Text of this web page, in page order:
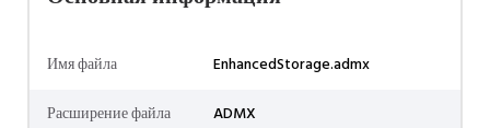
Имя файла
EnhancedStorage.admx
Расширение файла
ADMX